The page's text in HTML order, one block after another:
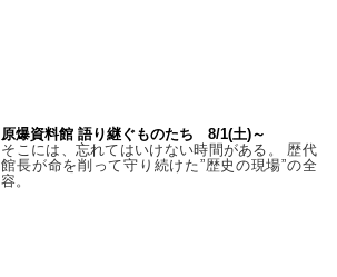
原爆資料館 語り継ぐものたち 8/1(土)～
そこには、忘れてはいけない時間がある。 歴代
館長が命を削って守り続けた”歴史の現場”の全
容。